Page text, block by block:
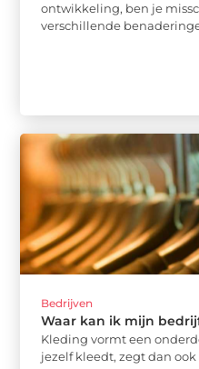
ontwikkeling, ben je
verschillende
Bedrijven
Waar kan ik mijn
Kleding vormt een
jezelf kleedt, zegt dan